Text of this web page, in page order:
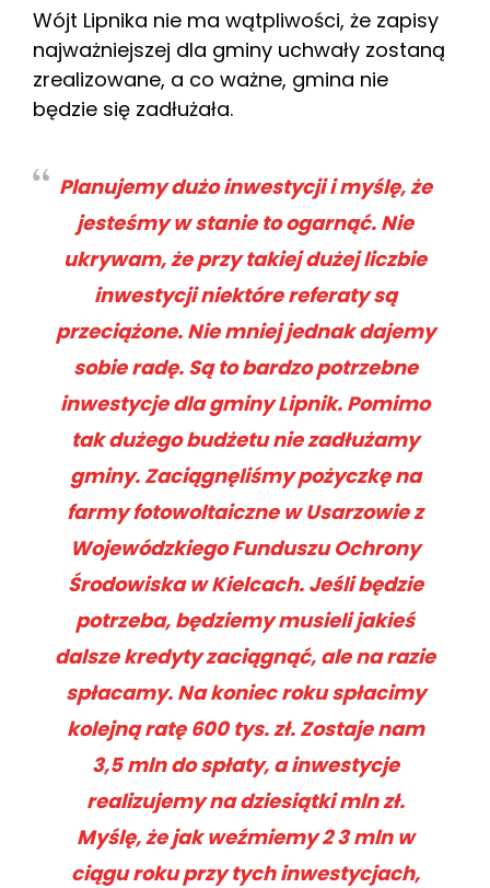
Wójt Lipnika nie ma wątpliwości, że zapisy
najważniejszej dla gminy uchwały zostaną
zrealizowane, a co ważne, gmina nie
będzie się zadłużała.
Planujemy dużo inwestycji i myślę, że
jesteśmy w stanie to ogarnąć. Nie
ukrywam, że przy takiej dużej liczbie
inwestycji niektóre referaty są
przeciążone. Nie mniej jednak dajemy
sobie radę. Są to bardzo potrzebne
inwestycje dla gminy Lipnik. Pomimo
tak dużego budżetu nie zadłużamy
gminy. Zaciągnęliśmy pożyczkę na
farmy fotowoltaiczne w Usarzowie z
Wojewódzkiego Funduszu Ochrony
Środowiska w Kielcach. Jeśli będzie
potrzeba, będziemy musieli jakieś
dalsze kredyty zaciągnąć, ale na razie
spłacamy. Na koniec roku spłacimy
kolejną ratę 600 tys. zł. Zostaje nam
3,5 mln do spłaty, a inwestycje
realizujemy na dziesiątki mln zł.
Myślę, że jak weźmiemy 2 3 mln w
ciągu roku przy tych inwestycjach,